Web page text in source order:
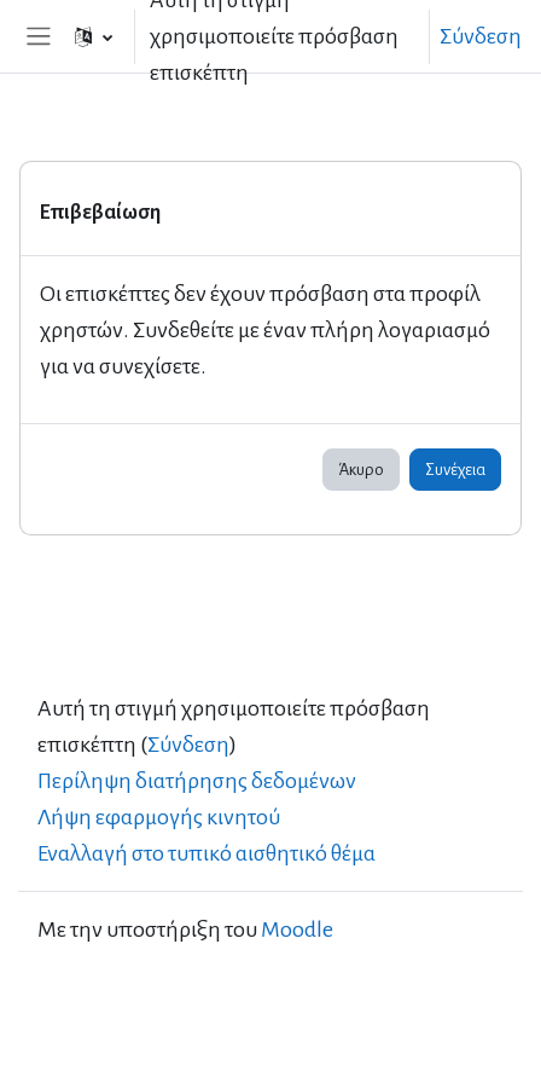
Μετάβαση στο κεντρικό περιεχόμενο
Πλευρικός πίνακας
χρησιμοποιείτε πρόσβαση
επισκέπτη
Σύνδεση
Επιβεβαίωση
Οι επισκέπτες δεν έχουν πρόσβαση στα προφίλ
χρηστών. Συνδεθείτε με έναν πλήρη λογαριασμό
για να συνεχίσετε.
Άκυρο Συνέχεια
Αυτή τη στιγμή χρησιμοποιείτε πρόσβαση
επισκέπτη (Σύνδεση)
Περίληψη διατήρησης δεδομένων
Λήψη εφαρμογής κινητού
Εναλλαγή στο τυπικό αισθητικό θέμα
Με την υποστήριξη του Moodle